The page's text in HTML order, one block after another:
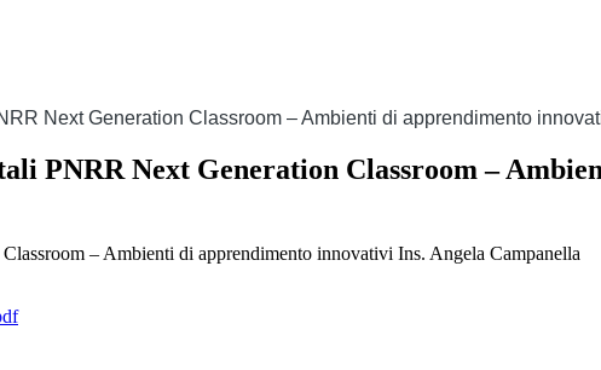
Next Generation Classroom – Ambienti di apprendimento
PNRR Next Generation Classroom –
– Ambienti di apprendimento innovativi Ins. Angela Campanella